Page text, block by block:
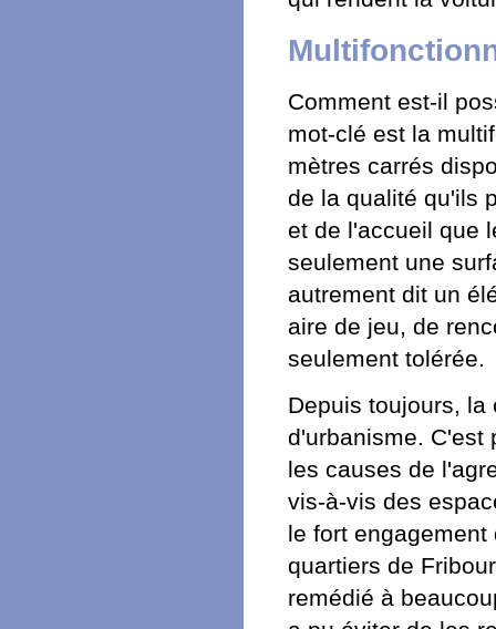
Comment est-il
mot-clé est la
mètres carrés
de la qualité qu'ils
et de l'accueil que
seulement une
autrement dit un
aire de jeu, de
seulement tolérée.
Depuis toujours,
d'urbanisme. C'est
les causes de
vis-à-vis des
le fort
quartiers de
remédié à